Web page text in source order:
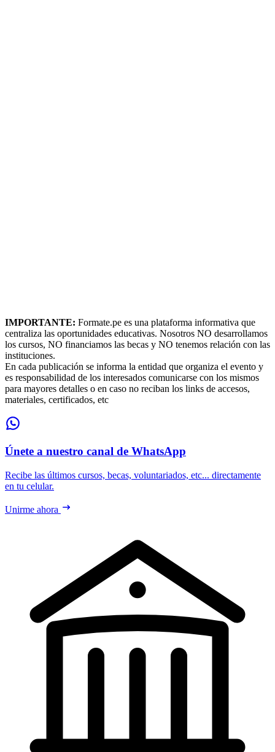
IMPORTANTE: Formate.pe es una plataforma informativa que
centraliza las oportunidades educativas. Nosotros NO desarrollamos
los cursos, NO financiamos las becas y NO tenemos relación con las
instituciones.
En cada publicación se informa la entidad que organiza el evento y
es responsabilidad de los interesados comunicarse con los mismos
para mayores detalles o en caso no reciban los links de accesos,
materiales, certificados, etc
Únete a nuestro canal de WhatsApp
Recibe las últimos cursos, becas, voluntariados, etc... directamente
en tu celular.
Unirme ahora